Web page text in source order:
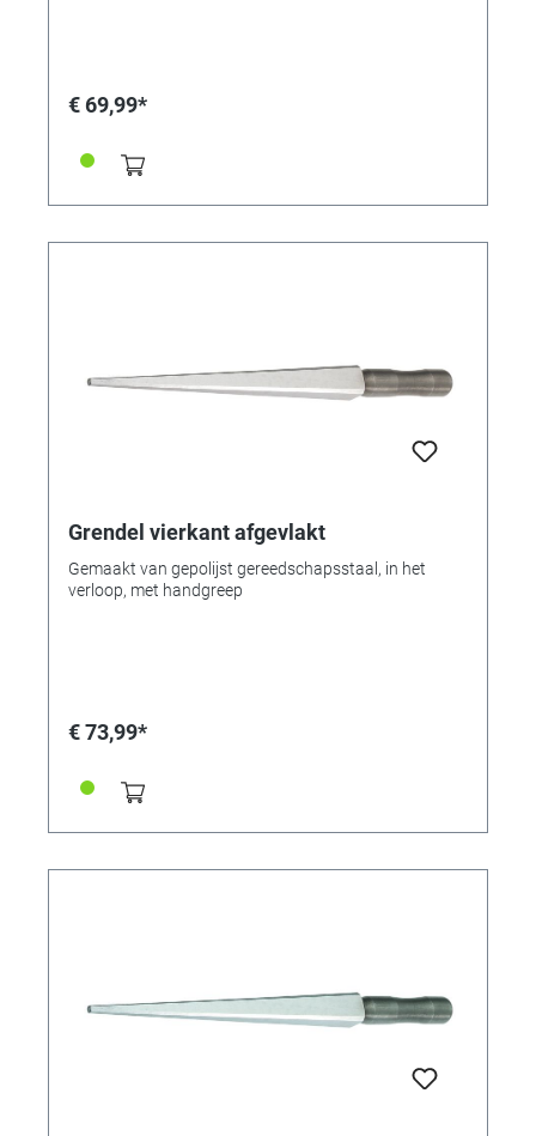
€ 69,99*
Grendel vierkant afgevlakt
Gemaakt van gepolijst gereedschapsstaal, in het
verloop, met handgreep
€ 73,99*